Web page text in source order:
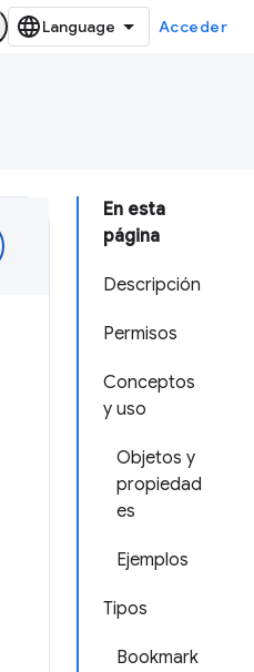
Acceder
En esta
página
Descripción
Permisos
Conceptos
y uso
Objetos y
propiedad
es
Ejemplos
Tipos
Bookmark